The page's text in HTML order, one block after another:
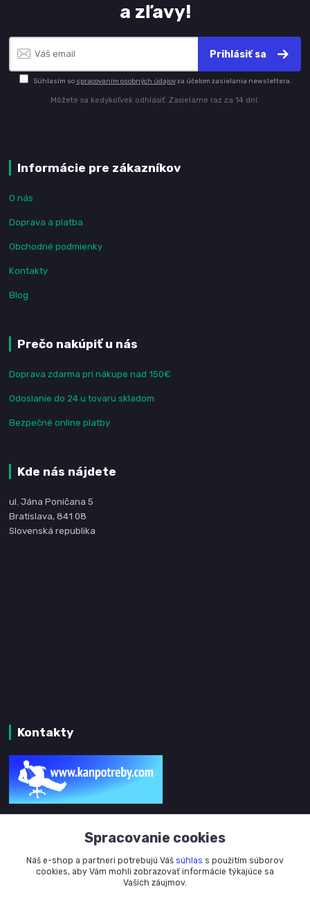
a zľavy!
Prihlásiť sa
Súhlasím so spracovaním osobných údajovza účelom zasielania newslettera.
Môžete sa kedykoľvek odhlásiť. Zasielame raz za 14 dní.
Informácie pre zákazníkov
O nás
Doprava a platba
Obchodné podmienky
Kontakty
Blog
Prečo nakúpiť u nás
Doprava zdarma pri nákupe nad 150€
Odoslanie do 24 u tovaru skladom
Bezpečné online platby
Kde nás nájdete
ul. Jána Poničana 5
Bratislava, 841 08
Slovenská republika
Kontakty
+421 905 327 801
(Po-Pia, 8-16 hod.)
Spracovanie cookies
Náš e-shop a partneri potrebujú Váš súhlas s použitím súborov
cookies, aby Vám mohli zobrazovať informácie týkajúce sa
Vašich záujmov.